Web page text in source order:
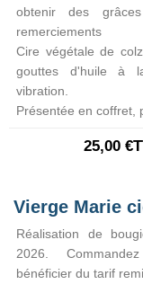
obtenir des
remerciements
Cire végétale de
gouttes d'huile à
vibration.
Présentée en coffret,
25,00
Vierge Marie
Réalisation de
2026.
bénéficier du tarif